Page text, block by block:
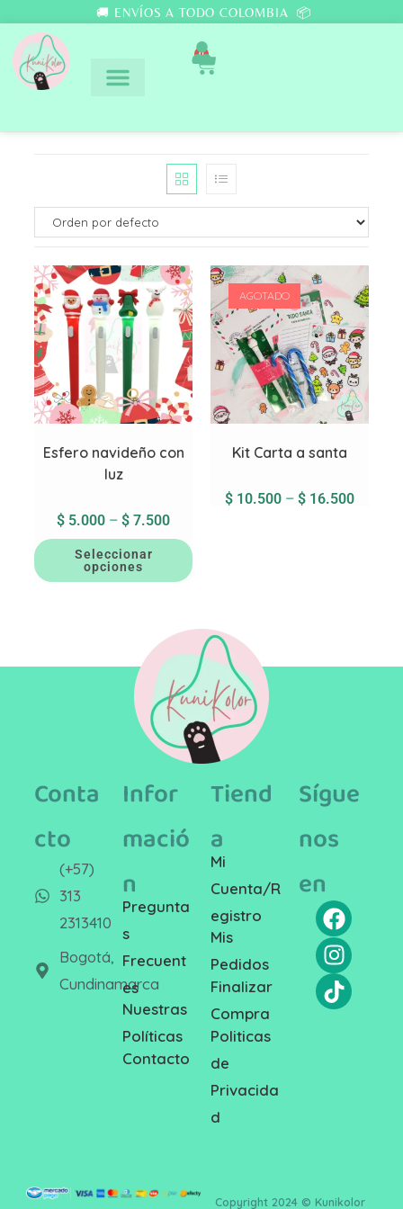
🚚 ENVÍOS A TODO COLOMBIA 📦
0
Esfero navideño con
luz
$ 5.000 – $ 7.500
Seleccionar
opciones
AGOTADO
Kit Carta a santa
$ 10.500 – $ 16.500
Conta
cto
(+57)
313
2313410
Bogotá,
Cundinamarca
Infor
mació
n
Pregunta
s
Frecuent
es
Nuestras
Políticas
Contacto
Tiend
a
Mi
Cuenta/R
egistro
Mis
Pedidos
Finalizar
Compra
Politicas
de
Privacida
d
Sígue
nos
en
Copyright 2024 © Kunikolor